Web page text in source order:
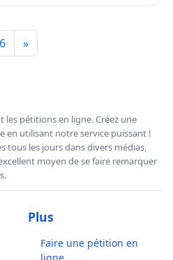
6 »
pétitions en ligne. Créez une
en utilisant notre service puissant !
tous les jours dans divers médias,
moyen de se faire remarquer
Plus
Faire une pétition en